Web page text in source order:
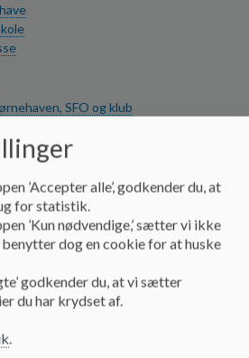
SFO og klub
’Accepter alle’, godkender du, at
for statistik.
’Kun nødvendige,’ sætter vi ikke
dog en cookie for at huske
godkender du, at vi sætter
du har krydset af.
.